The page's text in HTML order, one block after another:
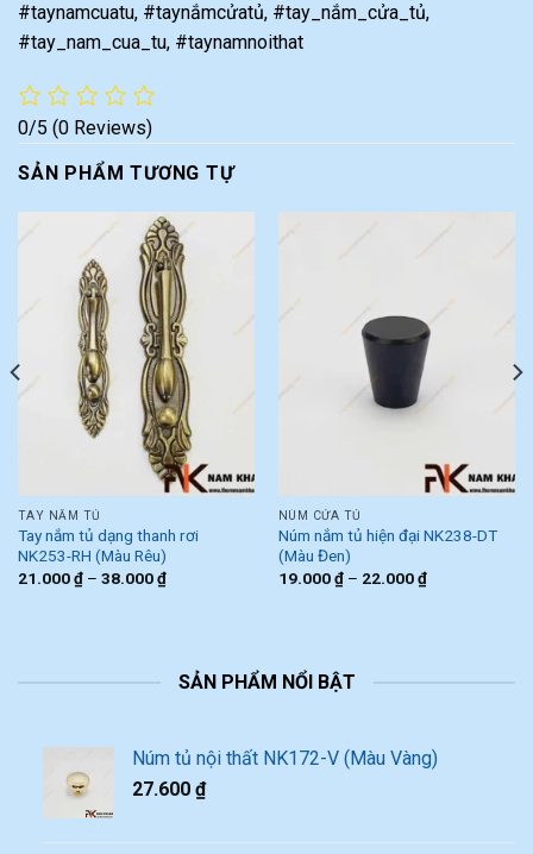
#taynamcuatu, #taynắmcửatủ, #tay_nắm_cửa_tủ,
#tay_nam_cua_tu, #taynamnoithat
0/5 (0 Reviews)
SẢN PHẨM TƯƠNG TỰ
TAY NẮM TỦ
Tay nắm tủ dạng thanh rơi
NK253-RH (Màu Rêu)
21.000₫– 38.000₫
NÚM CỬA TỦ
Núm nắm tủ hiện đại NK238-DT
(Màu Đen)
19.000₫– 22.000₫
SẢN PHẨM NỔI BẬT
Núm tủ nội thất NK172-V (Màu Vàng)
27.600 ₫